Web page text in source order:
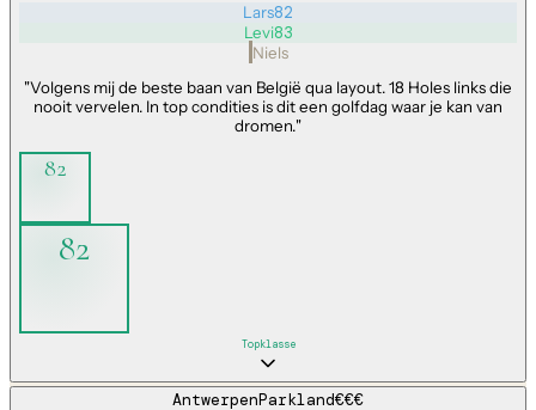
Lars82
Levi83
Niels
"Volgens mij de beste baan van België qua layout. 18 Holes links die
nooit vervelen. In top condities is dit een golfdag waar je kan van
dromen."
82
82
Topklasse
AntwerpenParkland€€€